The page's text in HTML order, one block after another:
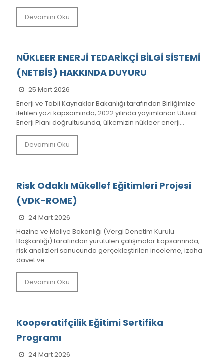
Devamını Oku
NÜKLEER ENERJİ TEDARİKÇİ BİLGİ SİSTEMİ
(NETBİS) HAKKINDA DUYURU
25 Mart 2026
Enerji ve Tabii Kaynaklar Bakanlığı tarafından Birliğimize
iletilen yazı kapsamında; 2022 yılında yayımlanan Ulusal
Enerji Planı doğrultusunda, ülkemizin nükleer enerji...
Devamını Oku
Risk Odaklı Mükellef Eğitimleri Projesi
(VDK-ROME)
24 Mart 2026
Hazine ve Maliye Bakanlığı (Vergi Denetim Kurulu
Başkanlığı) tarafından yürütülen çalışmalar kapsamında;
risk analizleri sonucunda gerçekleştirilen inceleme, izaha
davet ve...
Devamını Oku
Kooperatifçilik Eğitimi Sertifika
Programı
24 Mart 2026